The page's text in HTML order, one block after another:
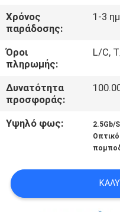
ΣΕ
ΕΠΑΦΉ
ΜΕ
ΕΙΔΉΣΕΙΣ
ΖΗΤΉΣΤΕ
ΑΠΌΣΠΑΣΜΑ
Χρόνος
παράδοσης:
1-3
Όροι
πληρωμής:
L/C,
Δυνατότητα
προσφοράς:
Υψηλό φως: 2.5Gb/